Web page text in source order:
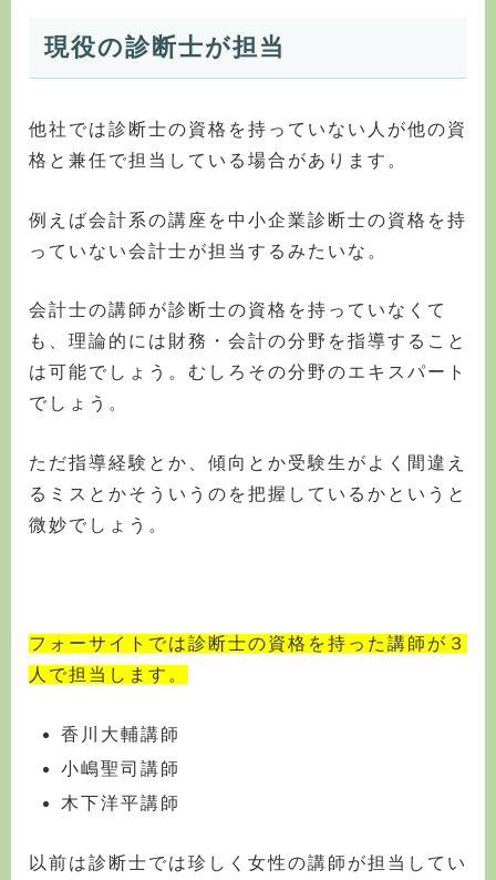
現役の診断士が担当
他社では診断士の資格を持っていない人が他の資
格と兼任で担当している場合があります。
例えば会計系の講座を中小企業診断士の資格を持
っていない会計士が担当するみたいな。
会計士の講師が診断士の資格を持っていなくて
も、理論的には財務・会計の分野を指導すること
は可能でしょう。むしろその分野のエキスパート
でしょう。
ただ指導経験とか、傾向とか受験生がよく間違え
るミスとかそういうのを把握しているかというと
微妙でしょう。
フォーサイトでは診断士の資格を持った講師が３
人で担当します。
香川大輔講師
小嶋聖司講師
木下洋平講師
以前は診断士では珍しく女性の講師が担当してい